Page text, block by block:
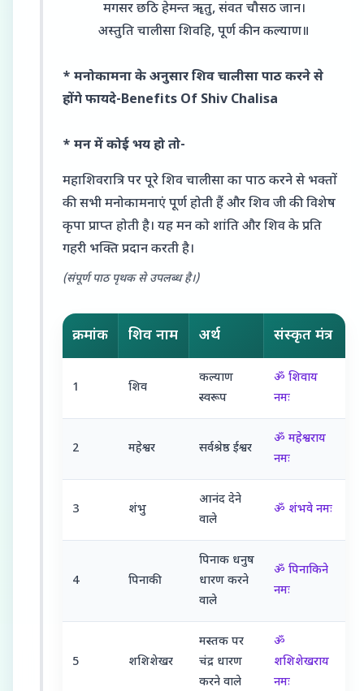
मगसर छठि हेमन्त ॠतु, संवत चौसठ जान।
अस्तुति चालीसा शिवहि, पूर्ण कीन कल्याण॥
* मनोकामना के अनुसार शिव चालीसा पाठ करने से
होंगे फायदे-Benefits Of Shiv Chalisa
* मन में कोई भय हो तो-
महाशिवरात्रि पर पूरे शिव चालीसा का पाठ करने से भक्तों
की सभी मनोकामनाएं पूर्ण होती हैं और शिव जी की विशेष
कृपा प्राप्त होती है। यह मन को शांति और शिव के प्रति
गहरी भक्ति प्रदान करती है।
(संपूर्ण पाठ पृथक से उपलब्ध है।)
क्रमांक शिव नाम अर्थ संस्कृत मंत्र
1 शिव
कल्याण
स्वरूप
ॐ शिवाय
नमः
2 महेश्वर सर्वश्रेष्ठ ईश्वर
ॐ महेश्वराय
नमः
3 शंभु
आनंद देने
वाले
ॐ शंभवे नमः
4 पिनाकी
पिनाक धनुष
धारण करने
वाले
ॐ पिनाकिने
नमः
5 शशिशेखर
मस्तक पर
चंद्र धारण
करने वाले
ॐ
शशिशेखराय
नमः